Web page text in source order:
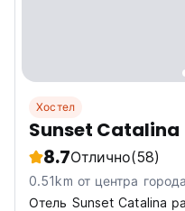
Хостел
Sunset Catalina
8.7Отлично(58)
0.51km от центра города
Отель Sunset Catalina